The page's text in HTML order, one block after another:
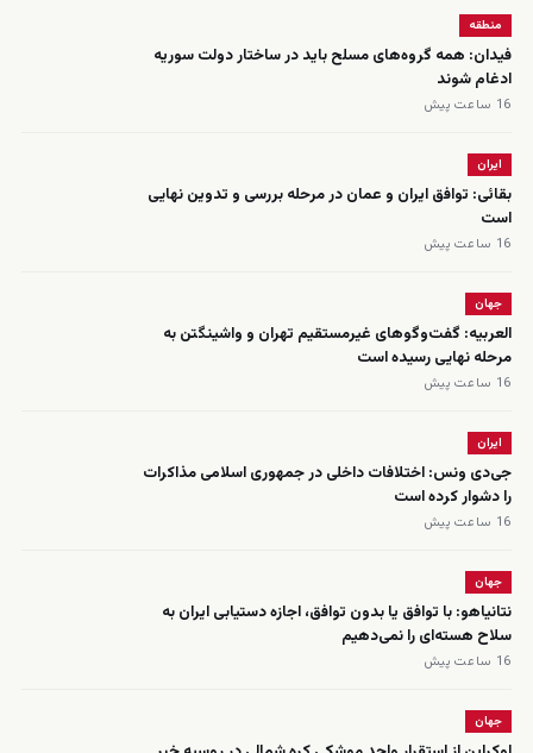
منطقه
فیدان: همه گروه‌های مسلح باید در ساختار دولت سوریه
ادغام شوند
16 ساعت پیش
ایران
بقائی: توافق ایران و عمان در مرحله بررسی و تدوین نهایی
است
16 ساعت پیش
جهان
العربیه: گفت‌وگوهای غیرمستقیم تهران و واشینگتن به
مرحله نهایی رسیده است
16 ساعت پیش
ایران
جی‌دی ونس: اختلافات داخلی در جمهوری اسلامی مذاکرات
را دشوار کرده است
16 ساعت پیش
جهان
نتانیاهو: با توافق یا بدون توافق، اجازه دستیابی ایران به
سلاح هسته‌ای را نمی‌دهیم
16 ساعت پیش
جهان